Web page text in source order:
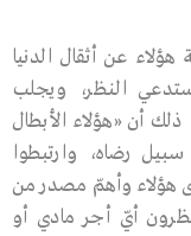
عن أثقال الدنيا
النظر، ويجلب
أن «هؤلاء الأبطال
رضاه، وارتبطوا
هؤلاء وأهمّ مصدر من
أيّ أجر مادي أو